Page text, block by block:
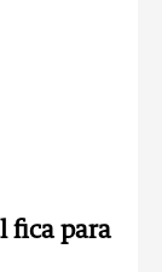
fica para